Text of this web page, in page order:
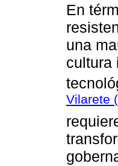
En
una
cultura
Vilarete